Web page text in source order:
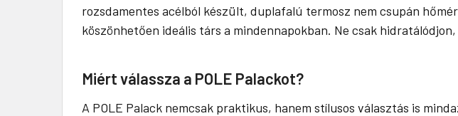
rozsdamentes acélból készült, duplafalú termosz nem csupán
köszönhetően ideális társ a mindennapokban. Ne csak
Miért válassza a POLE Palackot?
A POLE Palack nemcsak praktikus, hanem stílusos választás is